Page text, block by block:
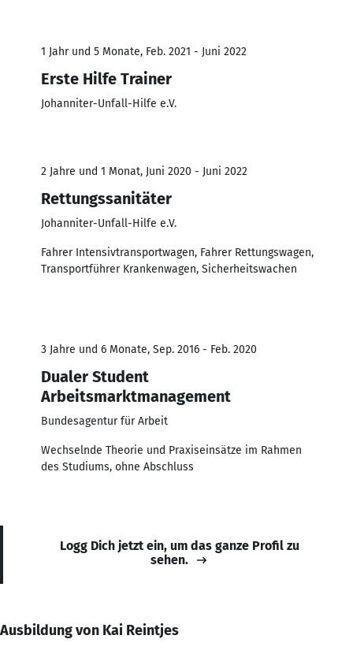
1 Jahr und 5 Monate, Feb. 2021 - Juni 2022
Erste Hilfe Trainer
Johanniter-Unfall-Hilfe e.V.
2 Jahre und 1 Monat, Juni 2020 - Juni 2022
Rettungssanitäter
Johanniter-Unfall-Hilfe e.V.
Fahrer Intensivtransportwagen, Fahrer Rettungswagen,
Transportführer Krankenwagen, Sicherheitswachen
3 Jahre und 6 Monate, Sep. 2016 - Feb. 2020
Dualer Student
Arbeitsmarktmanagement
Bundesagentur für Arbeit
Wechselnde Theorie und Praxiseinsätze im Rahmen
des Studiums, ohne Abschluss
Logg Dich jetzt ein, um das ganze Profil zu
sehen.
Ausbildung von Kai Reintjes